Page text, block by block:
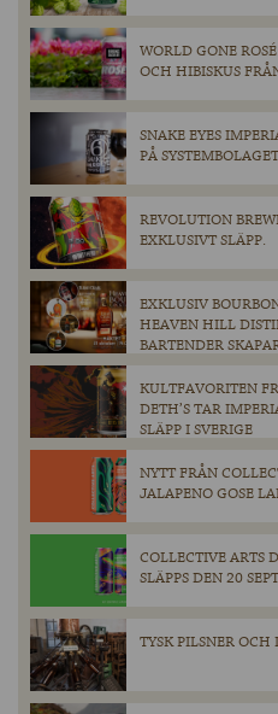
WORLD GONE
OCH HIBISKUS
SNAKE EYES
PÅ SYSTEMBOLAGET
REVOLUTION
EXKLUSIVT SLÄPP.
EXKLUSIV
HEAVEN HILL
BARTENDER
KULTFAVORITEN
DETH’S TAR
SLÄPP I SVERIGE
NYTT FRÅN
JALAPENO GOSE
COLLECTIVE ARTS
SLÄPPS DEN 20
TYSK PILSNER OCH